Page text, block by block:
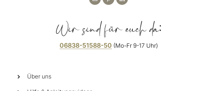
Wir sind für euch da:
06838-51588-50 (Mo-Fr 9-17 Uhr)
Über uns